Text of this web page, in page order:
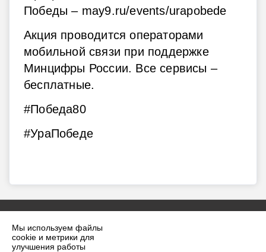
Мы используем файлы
cookie и метрики для
улучшения работы
Победы – may9.ru/events/urapobede
Акция проводится операторами
мобильной связи при поддержке
Минцифры России. Все сервисы –
бесплатные.
#Победа80
#УраПобеде